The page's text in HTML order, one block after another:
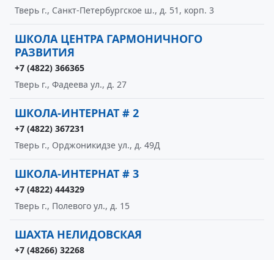
Тверь г., Санкт-Петербургское ш., д. 51, корп. 3
ШКОЛА ЦЕНТРА ГАРМОНИЧНОГО
РАЗВИТИЯ
+7 (4822) 366365
Тверь г., Фадеева ул., д. 27
ШКОЛА-ИНТЕРНАТ # 2
+7 (4822) 367231
Тверь г., Орджоникидзе ул., д. 49Д
ШКОЛА-ИНТЕРНАТ # 3
+7 (4822) 444329
Тверь г., Полевого ул., д. 15
ШАХТА НЕЛИДОВСКАЯ
+7 (48266) 32268